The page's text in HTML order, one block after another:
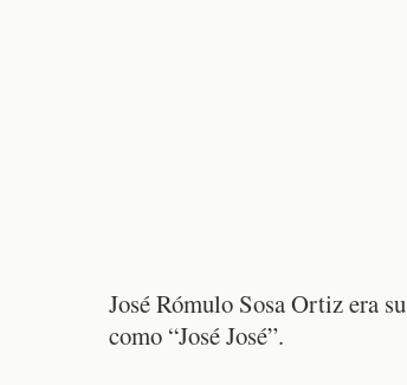
José Rómulo Sosa Ortiz era
como “José José”.